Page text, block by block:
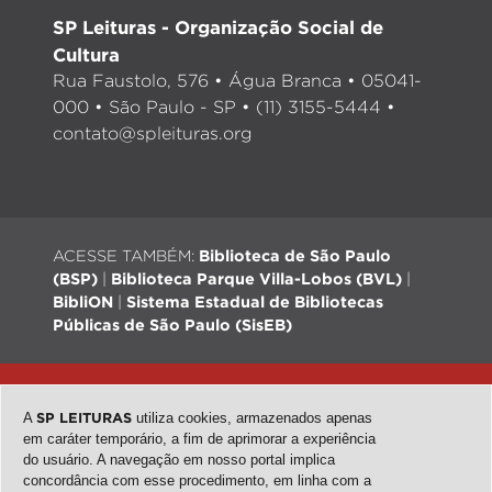
SP Leituras - Organização Social de
Cultura
Rua Faustolo, 576 • Água Branca • 05041-
000 • São Paulo - SP • (11) 3155-5444 •
contato@spleituras.org
ACESSE TAMBÉM: Biblioteca de São Paulo
(BSP)
Biblioteca Parque Villa-Lobos (BVL)
BibliON
Sistema Estadual de Bibliotecas
Públicas de São Paulo (SisEB)
QubeDesign
| Arte: Passarim db
topo
A SP LEITURAS utiliza cookies, armazenados apenas
em caráter temporário, a fim de aprimorar a experiência
do usuário. A navegação em nosso portal implica
concordância com esse procedimento, em linha com a